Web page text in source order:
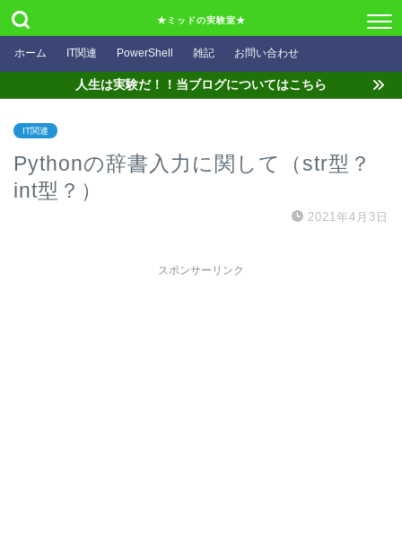
★ミッドの実験室★
ホーム IT関連 PowerShell 雑記 お問い合わせ
人生は実験だ！！当ブログについてはこちら
IT関連
Pythonの辞書入力に関して（str型？
int型？）
2021年4月3日
スポンサーリンク